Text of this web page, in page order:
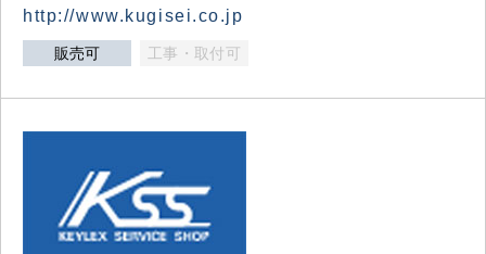
http://www.kugisei.co.jp
販売可 工事・取付可